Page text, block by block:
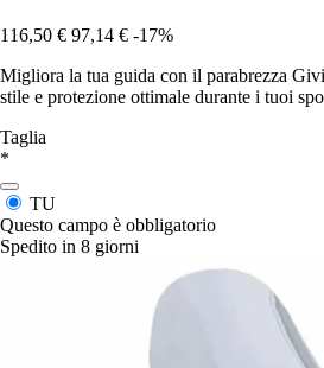
116,50 € 97,14 € -17%
Migliora la tua guida con il parabrezza
stile e protezione ottimale durante i tuoi
Taglia
*
TU
Questo campo è obbligatorio
Spedito in 8 giorni